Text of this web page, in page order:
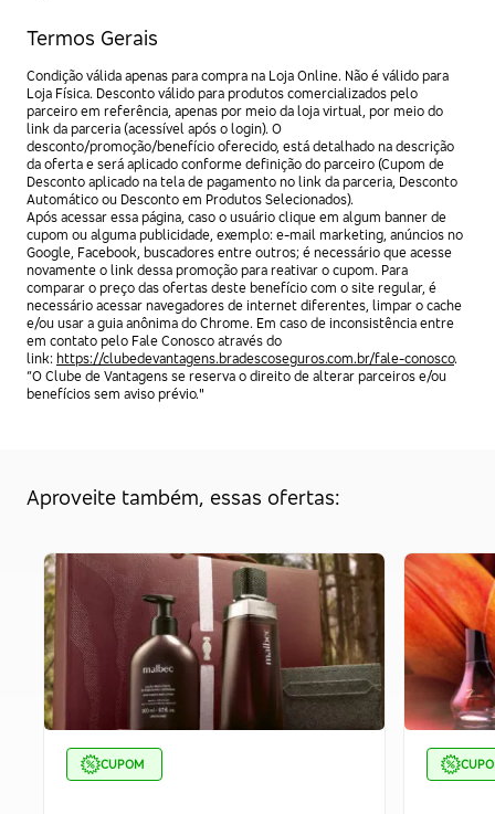
Termos Gerais
Condição válida apenas para compra na Loja Online. Não é válido para
Loja Física. Desconto válido para produtos comercializados pelo
parceiro em referência, apenas por meio da loja virtual, por meio do
link da parceria (acessível após o login). O
desconto/promoção/benefício oferecido, está detalhado na descrição
da oferta e será aplicado conforme definição do parceiro (Cupom de
Desconto aplicado na tela de pagamento no link da parceria, Desconto
Automático ou Desconto em Produtos Selecionados).
Após acessar essa página, caso o usuário clique em algum banner de
cupom ou alguma publicidade, exemplo: e-mail marketing, anúncios no
Google, Facebook, buscadores entre outros; é necessário que acesse
novamente o link dessa promoção para reativar o cupom. Para
comparar o preço das ofertas deste benefício com o site regular, é
necessário acessar navegadores de internet diferentes, limpar o cache
e/ou usar a guia anônima do Chrome. Em caso de inconsistência entre
em contato pelo Fale Conosco através do
link: https://clubedevantagens.bradescoseguros.com.br/fale-conosco.
“O Clube de Vantagens se reserva o direito de alterar parceiros e/ou
benefícios sem aviso prévio."
Aproveite também, essas ofertas:
CUPOM